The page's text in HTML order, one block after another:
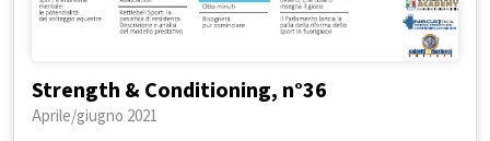
Strength & Conditioning, n°36
Aprile/giugno 2021